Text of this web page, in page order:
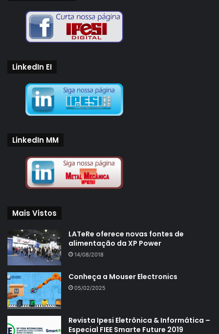
LinkedIn EI
LinkedIn MM
Mais Vistos
LATeRe oferece novas fontes de
alimentação da XP Power
14/08/2018
Conheça a Mouser Electronics
05/02/2025
Revista Ipesi Eletrônica & Informática –
Especial FIEE Smarte Future 2019